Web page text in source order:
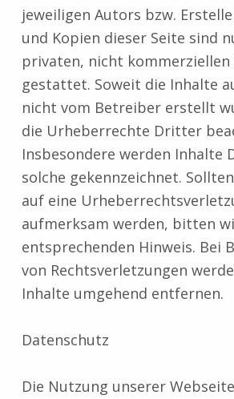
jeweiligen Autors bzw.
und Kopien dieser Seite sind
privaten, nicht kommerziellen
gestattet. Soweit die Inhalte
nicht vom Betreiber erstellt
die Urheberrechte Dritter
Insbesondere werden Inhalte
solche gekennzeichnet.
auf eine
aufmerksam werden, bitten
entsprechenden Hinweis. Bei
von Rechtsverletzungen
Inhalte umgehend entfernen.
Datenschutz
Die Nutzung unserer